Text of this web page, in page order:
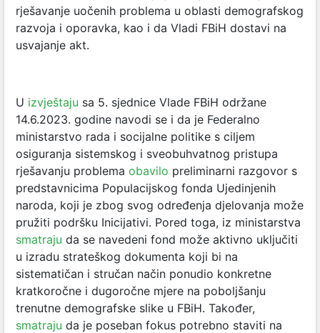
rješavanje uočenih problema u oblasti demografskog
razvoja i oporavka, kao i da Vladi FBiH dostavi na
usvajanje akt.
U izvještaju sa 5. sjednice Vlade FBiH održane
14.6.2023. godine navodi se i da je Federalno
ministarstvo rada i socijalne politike s ciljem
osiguranja sistemskog i sveobuhvatnog pristupa
rješavanju problema obavilo preliminarni razgovor s
predstavnicima Populacijskog fonda Ujedinjenih
naroda, koji je zbog svog određenja djelovanja može
pružiti podršku Inicijativi. Pored toga, iz ministarstva
smatraju da se navedeni fond može aktivno uključiti
u izradu strateškog dokumenta koji bi na
sistematičan i stručan način ponudio konkretne
kratkoročne i dugoročne mjere na poboljšanju
trenutne demografske slike u FBiH. Također,
smatraju da je poseban fokus potrebno staviti na